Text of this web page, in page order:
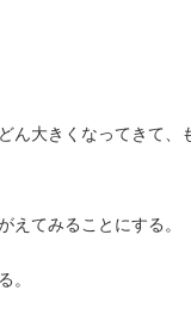
ん大きくなってきて
えてみることにする。
。